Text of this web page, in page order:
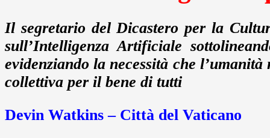
Il segretario del Dicastero per la
sull’Intelligenza Artificiale
evidenziando la necessità che
collettiva per il bene di tutti
Devin Watkins – Città del Vaticano